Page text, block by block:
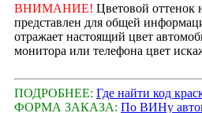
ВНИМАНИЕ! Цветовой оттенок
представлен для общей
отражает настоящий цвет
монитора или телефона цвет
ПОДРОБНЕЕ: Где найти код
ФОРМА ЗАКАЗА: По ВИНу